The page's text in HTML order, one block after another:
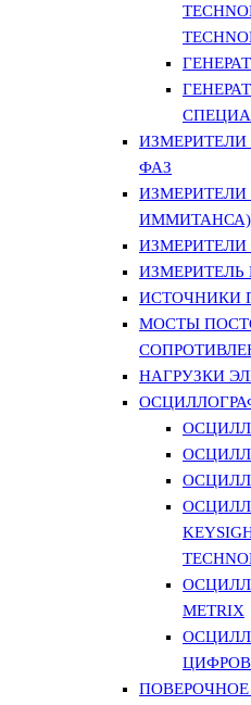
ФАЗ
ИЗМЕРИТЕЛИ
ИММИТАНСА)
ИСТОЧНИКИ
МОСТЫ
НАГРУЗКИ
METRIX